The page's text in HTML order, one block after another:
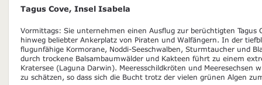
Tagus Cove, Insel Isabela
Vormittags: Sie unternehmen einen Ausflug zur berüchtigten Tagus
hinweg beliebter Ankerplatz von Piraten und Walfängern. In der
flugunfähige Kormorane, Noddi-Seeschwalben, Sturmtaucher und
durch trockene Balsambaumwälder und Kakteen führt zu einem
Kratersee (Laguna Darwin). Meeresschildkröten und Meeresechsen
zu schätzen, so dass sich die Bucht trotz der vielen grünen Algen